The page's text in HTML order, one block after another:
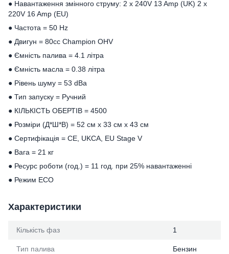
● Навантаження змінного струму: 2 х 240V 13 Amp (UK) 2 х
220V 16 Amp (EU)
● Частота = 50 Hz
● Двигун = 80cc Champion OHV
● Ємність палива = 4.1 літра
● Ємність масла = 0.38 літра
● Рівень шуму = 53 dBa
● Тип запуску = Ручний
● КІЛЬКІСТЬ ОБЕРТІВ = 4500
● Розміри (Д*Ш*В) = 52 см х 33 см х 43 см
● Сертифікація = CE, UKCA, EU Stage V
● Вага = 21 кг
● Ресурс роботи (год.) = 11 год. при 25% навантаженні
● Режим ECO
Характеристики
Кількість фаз 1
Тип палива Бензин